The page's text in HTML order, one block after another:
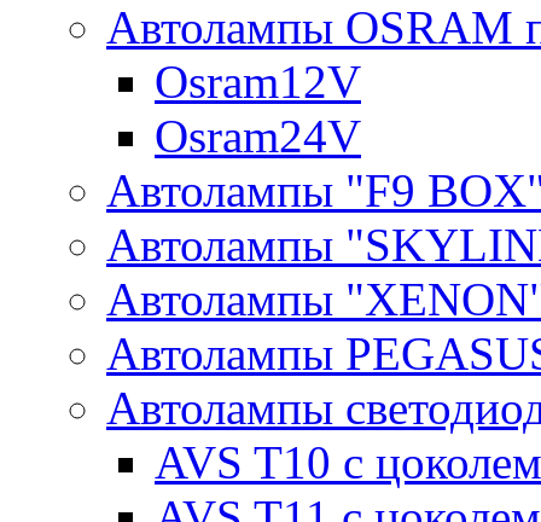
Автолампы OSRAM
Osram12V
Osram24V
Автолампы "F9
Автолампы
Автолампы
Автолампы
Автолампы
AVS T10 с